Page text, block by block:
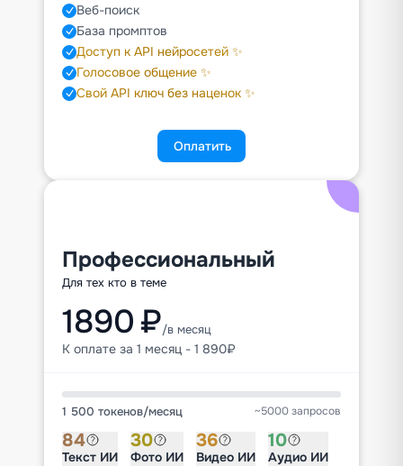
Веб-поиск
База промптов
Доступ к API нейросетей ✨
Голосовое общение ✨
Свой API ключ без наценок ✨
Оплатить
Профессиональный
Для тех кто в теме
1890 ₽/в месяц
К оплате за 1 месяц - 1 890₽
1 500 токенов/месяц ~5000 запросов
84
Текст ИИ
30
Фото ИИ
36
Видео ИИ
10
Аудио ИИ